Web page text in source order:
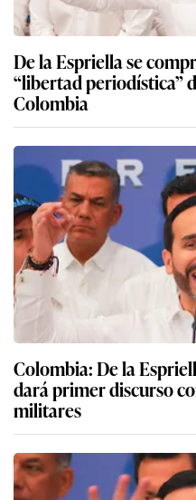
De la Espriella se
“libertad periodística”
Colombia
Colombia: De la
dará primer discurso
militares